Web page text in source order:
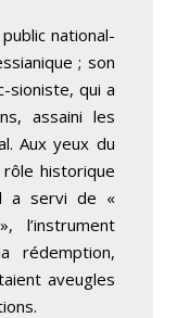
national-
; son
sioniste, qui a
assaini les
Aux yeux du
rôle historique
a servi de «
l’instrument
rédemption,
aveugles